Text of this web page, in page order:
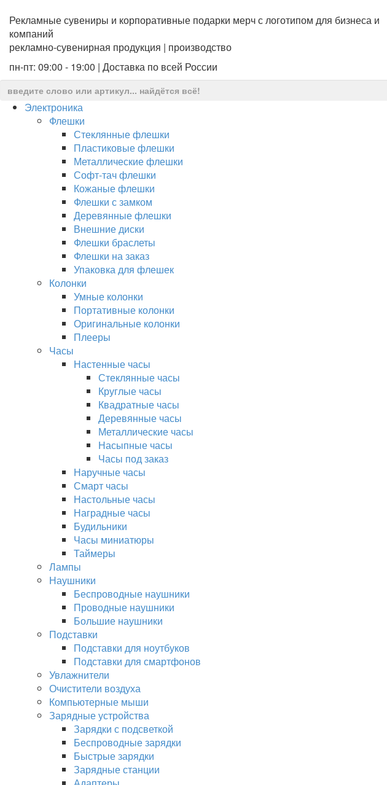
Рекламные сувениры и корпоративные подарки мерч с логотипом для бизнеса и
компаний
рекламно-сувенирная продукция | производство
пн-пт: 09:00 - 19:00 | Доставка по всей России
Электроника
Флешки
Стеклянные флешки
Пластиковые флешки
Металлические флешки
Софт-тач флешки
Кожаные флешки
Флешки с замком
Деревянные флешки
Внешние диски
Флешки браслеты
Флешки на заказ
Упаковка для флешек
Колонки
Умные колонки
Портативные колонки
Оригинальные колонки
Плееры
Часы
Настенные часы
Стеклянные часы
Круглые часы
Квадратные часы
Деревянные часы
Металлические часы
Насыпные часы
Часы под заказ
Наручные часы
Смарт часы
Настольные часы
Наградные часы
Будильники
Часы миниатюры
Таймеры
Лампы
Наушники
Беспроводные наушники
Проводные наушники
Большие наушники
Подставки
Подставки для ноутбуков
Подставки для смартфонов
Увлажнители
Очистители воздуха
Компьютерные мыши
Зарядные устройства
Зарядки с подсветкой
Беспроводные зарядки
Быстрые зарядки
Зарядные станции